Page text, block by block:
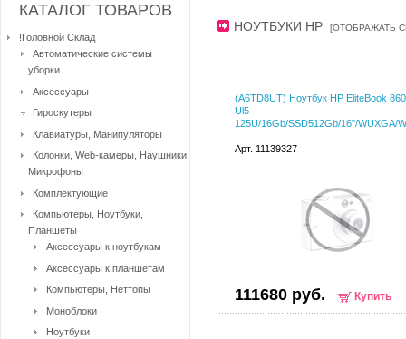
НОУТБУКИ HP [ОТОБРАЖАТЬ
(A6TD8UT) Ноутбук HP EliteBook
Ul5
125U/16Gb/SSD512Gb/16"/WUXGA/
Арт. 11139327
111680 руб. Купить
КАТАЛОГ ТОВАРОВ
!Головной Склад
Автоматические системы
уборки
Аксессуары
Гироскутеры
Клавиатуры, Манипуляторы
Колонки, Web-камеры, Наушники,
Микрофоны
Комплектующие
Компьютеры, Ноутбуки,
Планшеты
Аксессуары к ноутбукам
Аксессуары к планшетам
Компьютеры, Неттопы
Моноблоки
Ноутбуки